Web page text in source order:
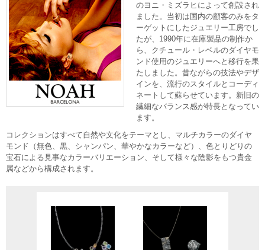
のヨニ・ミズラヒによって創設され
ました。当初は国内の顧客のみをタ
ーゲットにしたジュエリー工房でし
たが、1990年に在庫製品の制作か
ら、クチュール・レベルのダイヤモ
ンド使用のジュエリーへと移行を果
たしました。昔ながらの技法やデザ
インを、流行のスタイルとコーディ
ネートして蘇らせています。新旧の
繊細なバランス感が特長となってい
ます。
コレクションはすべて自然や文化をテーマとし、マルチカラーのダイヤ
モンド（無色、黒、シャンパン、華やかなカラーなど）、色とりどりの
宝石による見事なカラーバリエーション、そして様々な陰影をもつ貴金
属などから構成されます。